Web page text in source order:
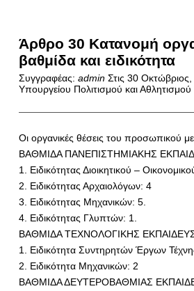
Άρθρο 30 Κατανομή
βαθμίδα και ειδικότητα
Συγγραφέας: adminΣτις 30
Υπουργείου Πολιτισμού και Αθλητισμού
Οι οργανικές θέσεις του προσωπικού
ΒΑΘΜΙΔΑ ΠΑΝΕΠΙΣΤΗΜΙΑΚΗΣ
1. Ειδικότητας Διοικητικού –
2. Ειδικότητας Αρχαιολόγων: 4
3. Ειδικότητας Μηχανικών: 5.
4. Ειδικότητας Γλυπτών: 1.
ΒΑΘΜΙΔΑ ΤΕΧΝΟΛΟΓΙΚΗΣ
1. Ειδικότητα Συντηρητών Έργων
2. Ειδικότητα Μηχανικών: 2
ΒΑΘΜΙΔΑ ΔΕΥΤΕΡΟΒΑΘΜΙΑΣ